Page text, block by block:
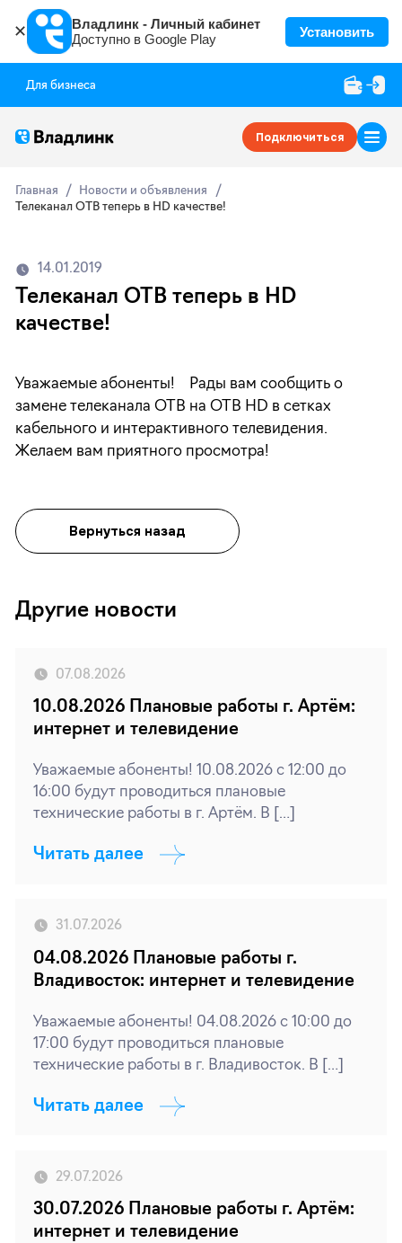
✕
Владлинк - Личный кабинет
Доступно в Google Play
Установить
Для бизнеса
Подключиться
Главная
Новости и объявления
Телеканал ОТВ теперь в HD качестве!
14.01.2019
Телеканал ОТВ теперь в HD
качестве!
Уважаемые абоненты! Рады вам сообщить о
замене телеканала ОТВ на ОТВ HD в сетках
кабельного и интерактивного телевидения.
Желаем вам приятного просмотра!
Вернуться назад
Другие новости
07.08.2026
10.08.2026 Плановые работы г. Артём:
интернет и телевидение
Уважаемые абоненты! 10.08.2026 с 12:00 до
16:00 будут проводиться плановые
технические работы в г. Артём. В […]
Читать далее
31.07.2026
04.08.2026 Плановые работы г.
Владивосток: интернет и телевидение
Уважаемые абоненты! 04.08.2026 с 10:00 до
17:00 будут проводиться плановые
технические работы в г. Владивосток. В […]
Читать далее
29.07.2026
30.07.2026 Плановые работы г. Артём:
интернет и телевидение